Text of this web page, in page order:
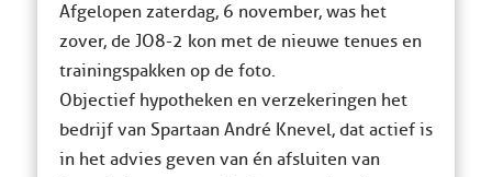
Afgelopen zaterdag, 6 november, was het
zover, de JO8-2 kon met de nieuwe tenues en
trainingspakken op de foto.
Objectief hypotheken en verzekeringen het
bedrijf van Spartaan André Knevel, dat actief is
in het advies geven van én afsluiten van